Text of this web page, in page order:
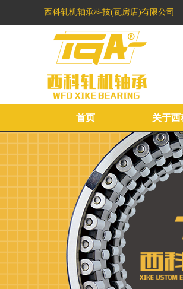
西科轧机轴承科技(瓦房店)有限公司
首页 关于西